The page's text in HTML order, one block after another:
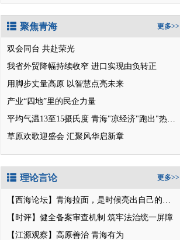
聚焦青海 更多>>
双会同台 共赴荣光
我省外贸降幅持续收窄 进口实现由负转正
用脚步丈量高原 以智慧点亮未来
产业“四地”里的民企力量
平均气温13至15摄氏度 青海"凉经济"跑出"热消费"
草原欢歌迎盛会 汇聚风华启新章
理论言论 更多>>
【西海论坛】青海拉面，是时候亮出自己的招牌了
【时评】健全备案审查机制 筑牢法治统一屏障
【江源观察】高原善治 青海有为